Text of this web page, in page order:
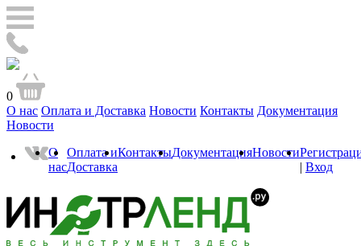
0
О нас Оплата и Доставка Новости Контакты Документация
Новости
О
нас
Оплата и
Доставка
КонтактыДокументацияНовости
| Вход